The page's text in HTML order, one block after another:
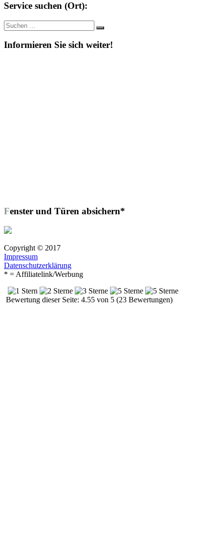
Service suchen (Ort):
Suche
nach:
Suchen
Informieren Sie sich weiter!
Fenster und Türen absichern*
Copyright © 2017
Impressum
Datenschutzerklärung
* = Affiliatelink/Werbung
Bewertung dieser Seite: 4.55 von 5 (23 Bewertungen)